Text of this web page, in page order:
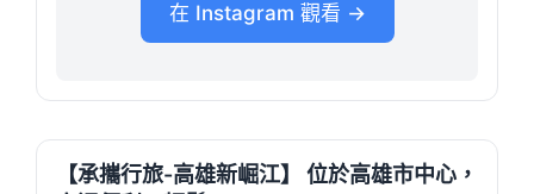
在 Instagram 觀看 →
【承攜行旅-高雄新崛江】 位於高雄市中心，